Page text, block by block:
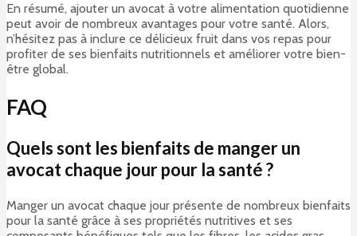
En résumé, ajouter un avocat à votre alimentation quotidienne
peut avoir de nombreux avantages pour votre santé. Alors,
n’hésitez pas à inclure ce délicieux fruit dans vos repas pour
profiter de ses bienfaits nutritionnels et améliorer votre bien-
être global.
FAQ
Quels sont les bienfaits de manger un
avocat chaque jour pour la santé ?
Manger un avocat chaque jour présente de nombreux bienfaits
pour la santé grâce à ses propriétés nutritives et ses